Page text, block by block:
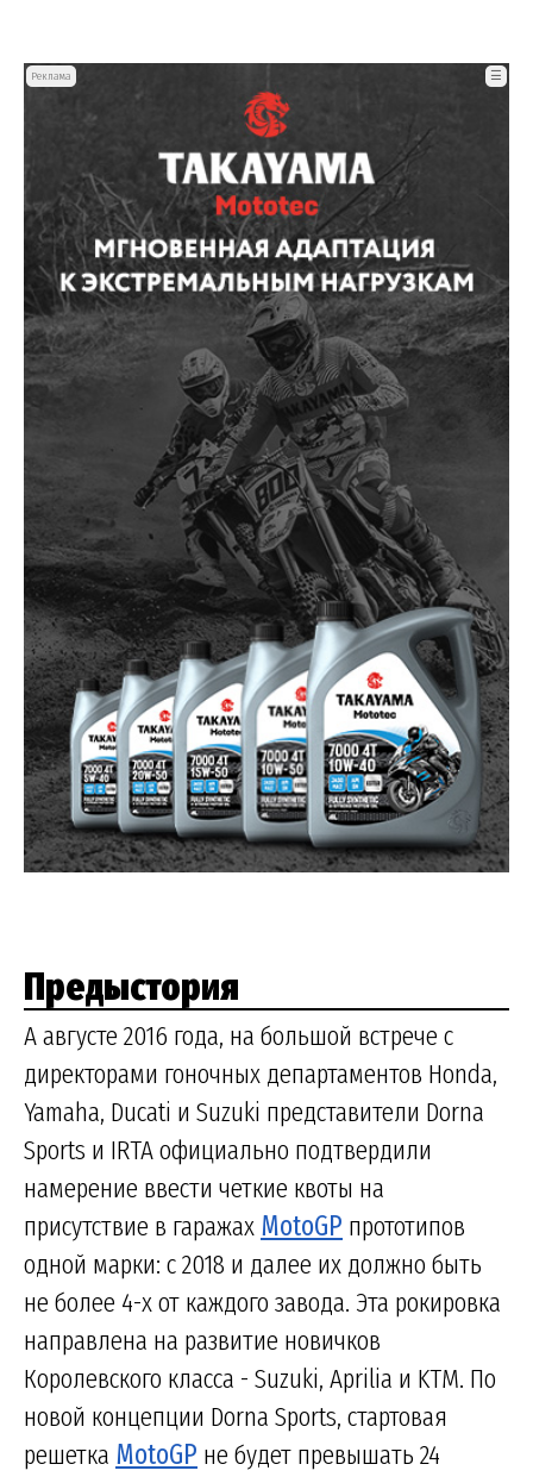
Реклама ☰
Предыстория
А августе 2016 года, на большой встрече с
директорами гоночных департаментов Honda,
Yamaha, Ducati и Suzuki представители Dorna
Sports и IRTA официально подтвердили
намерение ввести четкие квоты на
присутствие в гаражах MotoGP прототипов
одной марки: с 2018 и далее их должно быть
не более 4-х от каждого завода. Эта рокировка
направлена на развитие новичков
Королевского класса - Suzuki, Aprilia и KTM. По
новой концепции Dorna Sports, стартовая
решетка MotoGP не будет превышать 24